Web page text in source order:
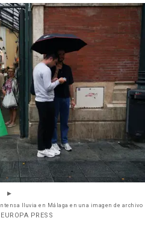
lluvia en Málaga en una imagen de archivo
PRESS